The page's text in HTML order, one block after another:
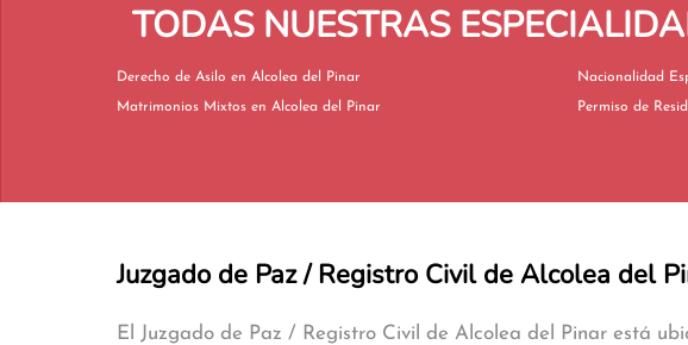
TODAS NUESTRAS
Derecho de Asilo en Alcolea del Pinar
Matrimonios Mixtos en Alcolea del Pinar
Juzgado de Paz / Registro Civil de Alcolea del
El Juzgado de Paz / Registro Civil de Alcolea del Pinar está